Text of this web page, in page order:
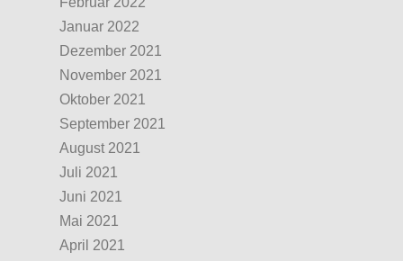
Januar 2022
Dezember 2021
November 2021
Oktober 2021
September 2021
August 2021
Juli 2021
Juni 2021
Mai 2021
April 2021